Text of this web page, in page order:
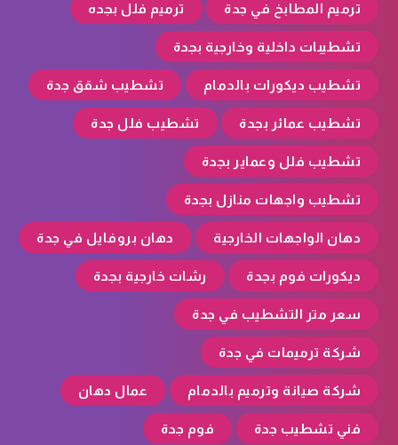
ترميم المطابخ في جدة ترميم فلل بجده
تشطيبات داخلية وخارجية بجدة
تشطيب ديكورات بالدمام تشطيب شقق جدة
تشطيب عمائر بجدة تشطيب فلل جدة
تشطيب فلل وعماير بجدة
تشطيب واجهات منازل بجدة
دهان الواجهات الخارجية دهان بروفايل في جدة
ديكورات فوم بجدة رشات خارجية بجدة
سعر متر التشطيب في جدة
شركة ترميمات في جدة
شركة صيانة وترميم بالدمام عمال دهان
فني تشطيب جدة فوم جدة